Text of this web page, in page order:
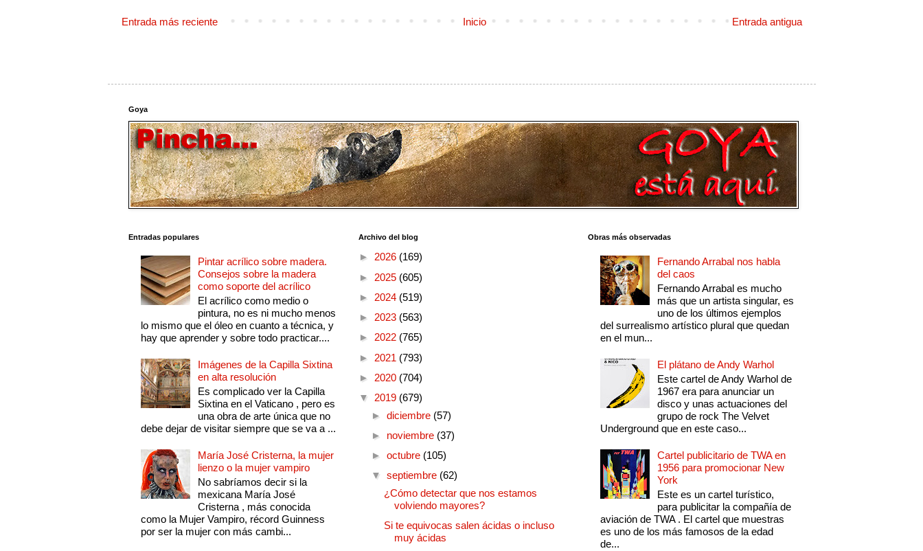
Entrada más reciente Entrada antigua
Inicio
Goya
Entradas populares
Pintar acrílico sobre madera.
Consejos sobre la madera
como soporte del acrílico
El acrílico como medio o
pintura, no es ni mucho menos
lo mismo que el óleo en cuanto a técnica, y
hay que aprender y sobre todo practicar....
Imágenes de la Capilla Sixtina
en alta resolución
Es complicado ver la Capilla
Sixtina en el Vaticano , pero es
una obra de arte única que no
debe dejar de visitar siempre que se va a ...
María José Cristerna, la mujer
lienzo o la mujer vampiro
No sabríamos decir si la
mexicana María José
Cristerna , más conocida
como la Mujer Vampiro, récord Guinness
por ser la mujer con más cambi...
Archivo del blog
► 2026 (169)
► 2025 (605)
► 2024 (519)
► 2023 (563)
► 2022 (765)
► 2021 (793)
► 2020 (704)
▼ 2019 (679)
► diciembre (57)
► noviembre (37)
► octubre (105)
▼ septiembre (62)
¿Cómo detectar que nos estamos
volviendo mayores?
Si te equivocas salen ácidas o incluso
muy ácidas
Obras más observadas
Fernando Arrabal nos habla
del caos
Fernando Arrabal es mucho
más que un artista singular, es
uno de los últimos ejemplos
del surrealismo artístico plural que quedan
en el mun...
El plátano de Andy Warhol
Este cartel de Andy Warhol de
1967 era para anunciar un
disco y unas actuaciones del
grupo de rock The Velvet
Underground que en este caso...
Cartel publicitario de TWA en
1956 para promocionar New
York
Este es un cartel turístico,
para publicitar la compañía de
aviación de TWA . El cartel que muestras
es uno de los más famosos de la edad
de...